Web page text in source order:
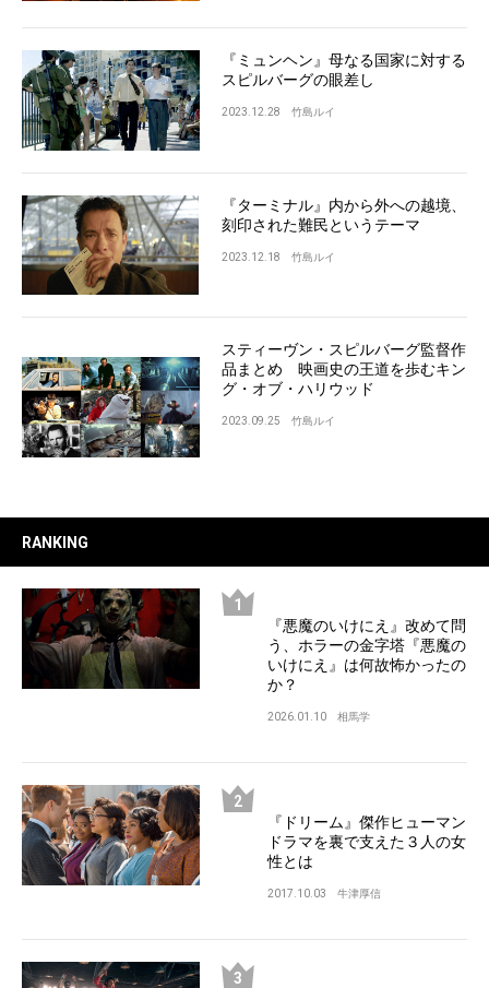
『ミュンヘン』母なる国家に対する
スピルバーグの眼差し
2023.12.28 竹島ルイ
『ターミナル』内から外への越境、
刻印された難民というテーマ
2023.12.18 竹島ルイ
スティーヴン・スピルバーグ監督作
品まとめ 映画史の王道を歩むキン
グ・オブ・ハリウッド
2023.09.25 竹島ルイ
RANKING
『悪魔のいけにえ』改めて問
う、ホラーの金字塔『悪魔の
いけにえ』は何故怖かったの
か？
2026.01.10 相馬学
『ドリーム』傑作ヒューマン
ドラマを裏で支えた３人の女
性とは
2017.10.03 牛津厚信